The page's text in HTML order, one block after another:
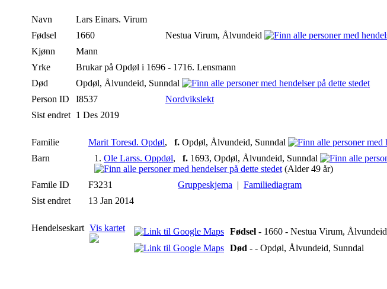
Navn Lars Einars. Virum
Fødsel
1660
Nestua Virum, Ålvundeid
Kjønn
Mann
Yrke
Brukar på Opdøl i 1696 - 1716. Lensmann
Død
Opdøl, Ålvundeid, Sunndal
Person ID
I8537
Nordvikslekt
Sist endret 1 Des 2019
Familie Marit Toresd. Opdøl, f. Opdøl, Ålvundeid, Sunndal
Barn
1. Ole Larss. Oppdøl, f. 1693, Opdøl, Ålvundeid, Sunndal
(Alder 49 år)
Famile ID
F3231 Gruppeskjema | Familiediagram
Sist endret
13 Jan 2014
Hendelseskart Vis kartet Fødsel - 1660 - Nestua Virum, Ålvundeid
Død - - Opdøl, Ålvundeid, Sunndal